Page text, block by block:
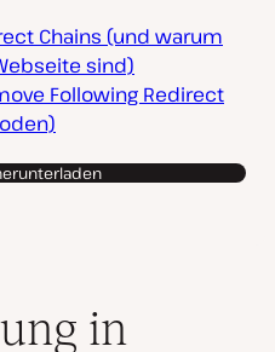
Chains (und warum
sind)
Following Redirect
in